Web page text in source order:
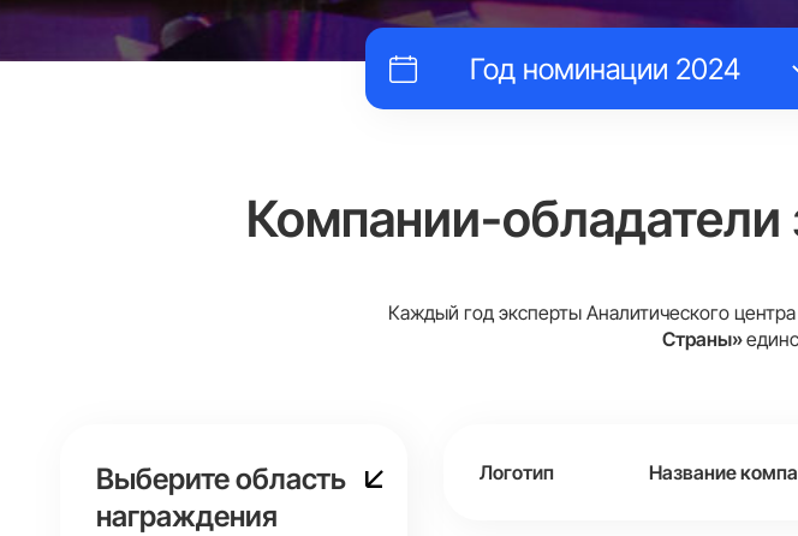
Компании-
Каждый год эксперты Аналитического
Страны»
Выберите область
награждения
Логотип Название